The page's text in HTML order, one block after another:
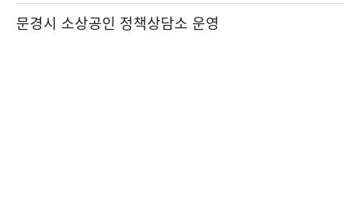
문경시 소상공인 정책상담소 운영